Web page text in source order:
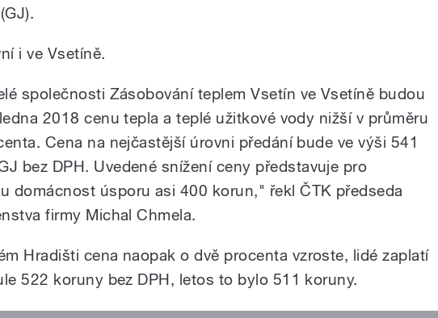
i ve Vsetíně.
společnosti Zásobování teplem Vsetín ve Vsetíně budou
2018 cenu tepla a teplé užitkové vody nižší v průměru
Cena na nejčastější úrovni předání bude ve výši 541
bez DPH. Uvedené snížení ceny představuje pro
domácnost úsporu asi 400 korun," řekl ČTK předseda
firmy Michal Chmela.
Hradišti cena naopak o dvě procenta vzroste, lidé zaplatí
522 koruny bez DPH, letos to bylo 511 koruny.